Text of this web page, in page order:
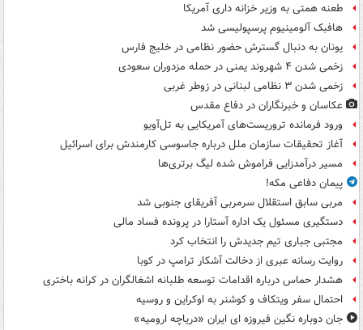
طعنه همتی به وزیر خزانه داری آمریکا
هافبک آلومینیوم پرسپولیسی شد
یونان به دنبال گسترش حضور نظامی در خلیج فارس
زخمی شدن ۴ شهروند یمنی در حمله مزدوران سعودی
زخمی شدن ۳ نظامی لبنانی در زوطر غربی
عکاسان و خبرنگاران در دفاع مقدس
ورود فرمانده تروریست‌های آمریکایی به تل‌آویو
آغاز تحقیقات سازمان ملل درباره جاسوسی کارمندش برای اسرائیل
مسیر درآمدزایی فراموش شده لیگ برتری‌ها
پیمان دفاعی مکه!
مربی سابق استقلال سرمربی آفریقای جنوبی شد
دستگیری مسئول یک اداره آستارا در پرونده فساد مالی
مجتبی جباری تیم جدیدش را انتخاب کرد
روایت رسانه عبری از دخالت آشکار ترامپ در کوبا
هشدار حماس درباره اقدامات توسعه طلبانه اشغالگران در کرانه باختری
احتمال سفر ویتکاف و کوشنر به اوکراین و روسیه
جان دوباره نگین فیروزه ای ایران «دریاچه ارومیه»